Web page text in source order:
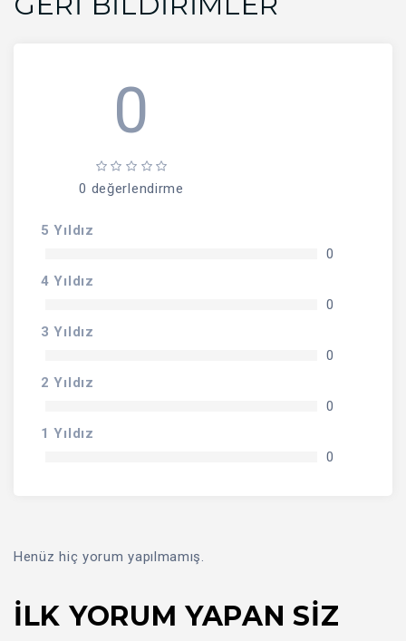
0
0 değerlendirme
5 Yıldız
0
4 Yıldız
0
3 Yıldız
0
2 Yıldız
0
1 Yıldız
0
Henüz hiç yorum yapılmamış.
İLK YORUM YAPAN SIZ